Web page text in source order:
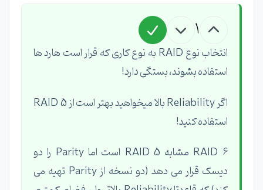
1
انتخاب نوع RAID به نوع کاری که قرار است هارد ها
استفاده بشوند، بستگی دارد!
اگر Reliability بالا میخواهید بهتر است از RAID 5
استفاده کنید!
RAID 6 مشابه RAID 5 است اما Parity را دو
دیسک قرار می دهد (دو نسخه از Parity تهیه می